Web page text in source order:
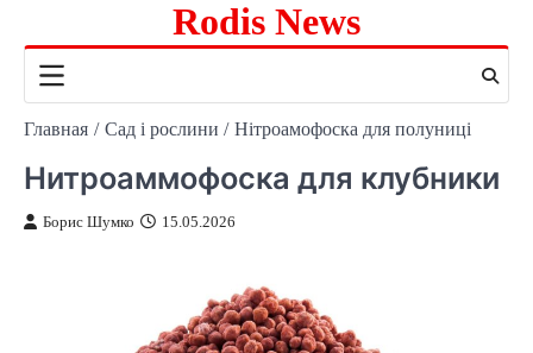
содержимому
Rodis News
Главная Сад і рослини Нітроамофоска для полуниці
Нитроаммофоска для клубники
Борис Шумко 15.05.2026